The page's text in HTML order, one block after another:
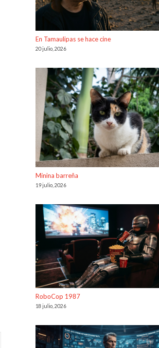
En Tamaulipas se hace cine
20 julio, 2026
Minina barreña
19 julio, 2026
RoboCop 1987
18 julio, 2026